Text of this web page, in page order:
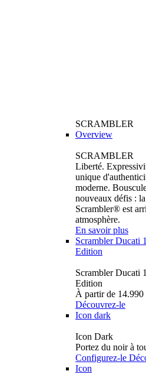
SCRAMBLER
Overview
SCRAMBLER
Liberté.
unique
moderne.
nouveaux défis :
Scrambler® est
atmosphère.
En savoir plus
Scrambler Ducati
Edition
Scrambler Ducati
Edition
À partir de 14.990
Découvrez-le
Icon dark
Icon Dark
Portez du noir à
Configurez-le
Icon